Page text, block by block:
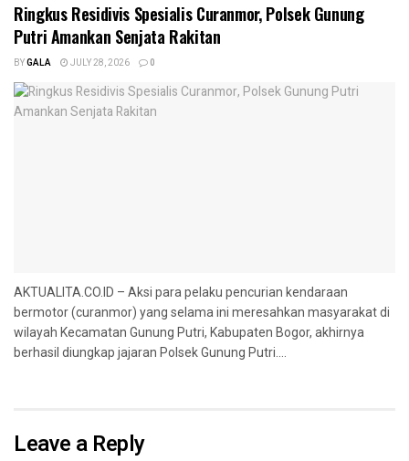
Ringkus Residivis Spesialis Curanmor, Polsek Gunung
Putri Amankan Senjata Rakitan
BYGALA JULY 28, 2026 0
AKTUALITA.CO.ID – Aksi para pelaku pencurian kendaraan
bermotor (curanmor) yang selama ini meresahkan masyarakat di
wilayah Kecamatan Gunung Putri, Kabupaten Bogor, akhirnya
berhasil diungkap jajaran Polsek Gunung Putri....
Leave a Reply